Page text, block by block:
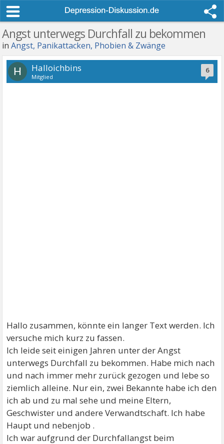
Angst unterwegs Durchfall zu bekommen
inAngst, Panikattacken, Phobien & Zwänge
6
H Halloichbins
Mitglied
Hallo zusammen, könnte ein langer Text werden. Ich
versuche mich kurz zu fassen.
Ich leide seit einigen Jahren unter der Angst
unterwegs Durchfall zu bekommen. Habe mich nach
und nach immer mehr zurück gezogen und lebe so
ziemlich alleine. Nur ein, zwei Bekannte habe ich den
ich ab und zu mal sehe und meine Eltern,
Geschwister und andere Verwandtschaft. Ich habe
Haupt und nebenjob .
Ich war aufgrund der Durchfallangst beim